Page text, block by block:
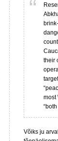
their
most
Võiks ju